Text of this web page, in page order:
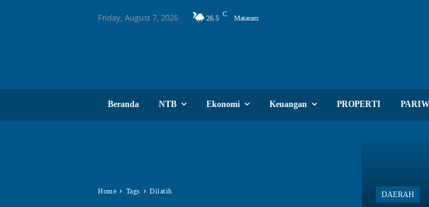
Friday, August 7, 2026 26.5
C
Mataram
Beranda NTB Ekonomi Keuangan PROPERTI
Home Tags Dilatih DAERAH